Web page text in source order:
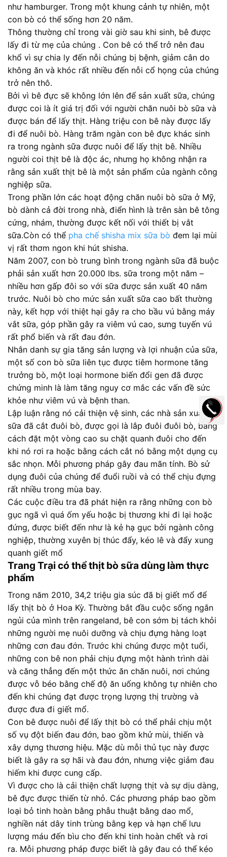
như hamburger. Trong một khung cảnh tự nhiên, một
con bò có thể sống hơn 20 năm.
Thông thường chỉ trong vài giờ sau khi sinh, bê được
lấy đi từ mẹ của chúng . Con bê có thể trở nên đau
khổ vì sự chia ly đến nỗi chúng bị bệnh, giảm cân do
không ăn và khóc rất nhiều đến nỗi cổ họng của chúng
trở nên thô.
Bởi vì bê đực sẽ không lớn lên để sản xuất sữa, chúng
được coi là ít giá trị đối với người chăn nuôi bò sữa và
được bán để lấy thịt. Hàng triệu con bê này được lấy
đi để nuôi bò. Hàng trăm ngàn con bê đực khác sinh
ra trong ngành sữa được nuôi để lấy thịt bê. Nhiều
người coi thịt bê là độc ác, nhưng họ không nhận ra
rằng sản xuất thịt bê là một sản phẩm của ngành công
nghiệp sữa.
Trong phần lớn các hoạt động chăn nuôi bò sữa ở Mỹ,
bò dành cả đời trong nhà, điển hình là trên sàn bê tông
cứng, nhám, thường được kết nối với thiết bị vắt
sữa.Còn có thể pha chế shisha mix sữa bò đem lại mùi
vị rất thơm ngon khi hút shisha.
Năm 2007, con bò trung bình trong ngành sữa đã buộc
phải sản xuất hơn 20.000 lbs. sữa trong một năm –
nhiều hơn gấp đôi so với sữa được sản xuất 40 năm
trước. Nuôi bò cho mức sản xuất sữa cao bất thường
này, kết hợp với thiệt hại gây ra cho bầu vú bằng máy
vắt sữa, góp phần gây ra viêm vú cao, sưng tuyến vú
rất phổ biến và rất đau đớn.
Nhân danh sự gia tăng sản lượng và lợi nhuận của sữa,
một số con bò sữa liên tục được tiêm hormone tăng
trưởng bò, một loại hormone biến đổi gen đã được
chứng minh là làm tăng nguy cơ mắc các vấn đề sức
khỏe như viêm vú và bệnh than.
Lập luận rằng nó cải thiện vệ sinh, các nhà sản xuất
sữa đã cắt đuôi bò, được gọi là lắp đuôi đuôi bò, bằng
cách đặt một vòng cao su chặt quanh đuôi cho đến
khi nó rơi ra hoặc bằng cách cắt nó bằng một dụng cụ
sắc nhọn. Mỗi phương pháp gây đau mãn tính. Bò sử
dụng đuôi của chúng để đuổi ruồi và có thể chịu đựng
rất nhiều trong mùa bay.
Các cuộc điều tra đã phát hiện ra rằng những con bò
gục ngã vì quá ốm yếu hoặc bị thương khi đi lại hoặc
đứng, được biết đến như là kẻ hạ gục bởi ngành công
nghiệp, thường xuyên bị thúc đẩy, kéo lê và đẩy xung
quanh giết mổ
Trang Trại có thể thịt bò sữa dùng làm thực
phẩm
Trong năm 2010, 34,2 triệu gia súc đã bị giết mổ để
lấy thịt bò ở Hoa Kỳ. Thường bắt đầu cuộc sống ngắn
ngủi của mình trên rangeland, bê con sớm bị tách khỏi
những người mẹ nuôi dưỡng và chịu đựng hàng loạt
những cơn đau đớn. Trước khi chúng được một tuổi,
những con bê non phải chịu đựng một hành trình dài
và căng thẳng đến một thức ăn chăn nuôi, nơi chúng
được vỗ béo bằng chế độ ăn uống không tự nhiên cho
đến khi chúng đạt được trọng lượng thị trường và
được đưa đi giết mổ.
Con bê được nuôi để lấy thịt bò có thể phải chịu một
số vụ đột biến đau đớn, bao gồm khử mùi, thiến và
xây dựng thương hiệu. Mặc dù mỗi thủ tục này được
biết là gây ra sợ hãi và đau đớn, nhưng việc giảm đau
hiếm khi được cung cấp.
Vì được cho là cải thiện chất lượng thịt và sự dịu dàng,
bê đực được thiến từ nhỏ. Các phương pháp bao gồm
loại bỏ tinh hoàn bằng phẫu thuật bằng dao mổ,
nghiền nát dây tinh trùng bằng kẹp và hạn chế lưu
lượng máu đến bìu cho đến khi tinh hoàn chết và rơi
ra. Mỗi phương pháp được biết là gây đau có thể kéo